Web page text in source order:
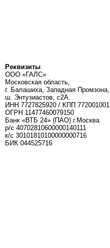
Реквизиты
ООО «ГАЛС»
Московская область,
г. Балашиха, Западная Промзона,
ш. Энтузиастов, с2А.
ИНН 7727825920 / КПП 772001001
ОГРН 11477460079150
Банк «ВТБ 24» (ПАО) г.Москва
р/с 40702810600000140111
к/c 30101810100000000716
БИК 044525716